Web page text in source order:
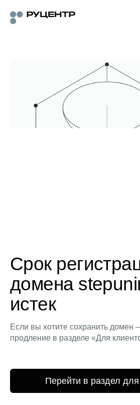
Срок
домена
истек
Если вы хотите сохранить домен
продление в разделе «Для
Перейти в раздел